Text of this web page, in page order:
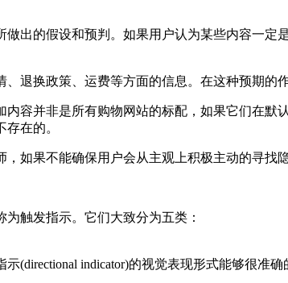
出的假设和预判。如果用户认为某些内容一
退换政策、运费等方面的信息。在这种预期的
容并非是所有购物网站的标配，如果它们在
在的。
如果不能确保用户会从主观上积极主动的寻找
触发指示。它们大致分为五类：
(directional indicator)的视觉表现形式能够很准